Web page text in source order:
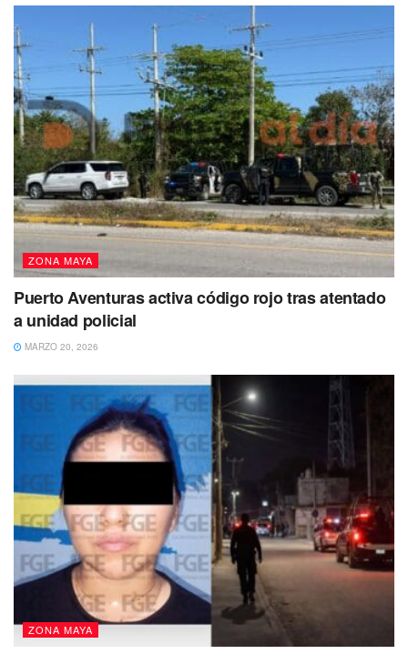
ZONA MAYA
Puerto Aventuras activa código rojo tras atentado
a unidad policial
MARZO 20, 2026
ZONA MAYA